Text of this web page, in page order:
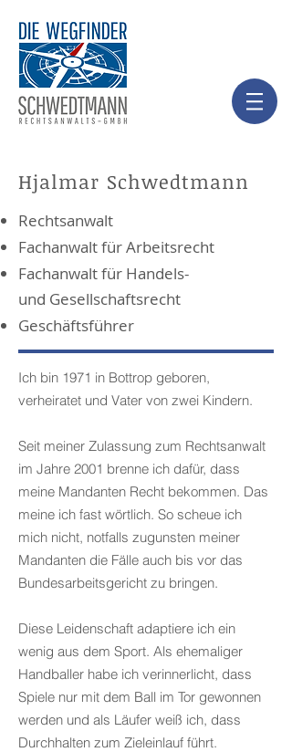
Hjalmar Schwedtmann
Rechtsanwalt
Fachanwalt für Arbeitsrecht
Fachanwalt für Handels-
und Gesellschaftsrecht
Geschäftsführer
Ich bin 1971 in Bottrop geboren,
verheiratet und Vater von zwei Kindern.
Seit meiner Zulassung zum Rechtsanwalt
im Jahre 2001 brenne ich dafür, dass
meine Mandanten Recht bekommen. Das
meine ich fast wörtlich. So scheue ich
mich nicht, notfalls zugunsten meiner
Mandanten die Fälle auch bis vor das
Bundesarbeitsgericht zu bringen.
Diese Leidenschaft adaptiere ich ein
wenig aus dem Sport. Als ehemaliger
Handballer habe ich verinnerlicht, dass
Spiele nur mit dem Ball im Tor gewonnen
werden und als Läufer weiß ich, dass
Durchhalten zum Zieleinlauf führt.